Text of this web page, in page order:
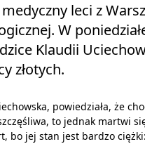
leci z
W
Klaudii
złotych.
powiedziała, że
to jednak martwi
bo jej stan jest bardzo ciężki: